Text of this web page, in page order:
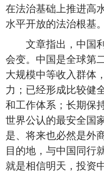
在法治基础上推进高
水平开放的法治根基。
文章指出，中国利
会变。中国是全球第
大规模中等收入群体
力；已经形成比较健
和工作体系；长期保
世界公认的最安全国
是、将来也必然是外
目的地，与中国同行
就是相信明天，投资